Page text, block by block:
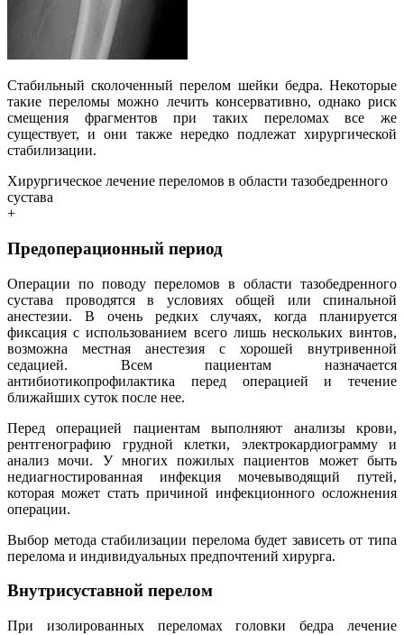
Стабильный сколоченный перелом шейки бедра. Некоторые
такие переломы можно лечить консервативно, однако риск
смещения фрагментов при таких переломах все же
существует, и они также нередко подлежат хирургической
стабилизации.
Хирургическое лечение переломов в области тазобедренного
сустава
+
Предоперационный период
Операции по поводу переломов в области тазобедренного
сустава проводятся в условиях общей или спинальной
анестезии. В очень редких случаях, когда планируется
фиксация с использованием всего лишь нескольких винтов,
возможна местная анестезия с хорошей внутривенной
седацией. Всем пациентам назначается
антибиотикопрофилактика перед операцией и течение
ближайших суток после нее.
Перед операцией пациентам выполняют анализы крови,
рентгенографию грудной клетки, электрокардиограмму и
анализ мочи. У многих пожилых пациентов может быть
недиагностированная инфекция мочевыводящий путей,
которая может стать причиной инфекционного осложнения
операции.
Выбор метода стабилизации перелома будет зависеть от типа
перелома и индивидуальных предпочтений хирурга.
Внутрисуставной перелом
При изолированных переломах головки бедра лечение